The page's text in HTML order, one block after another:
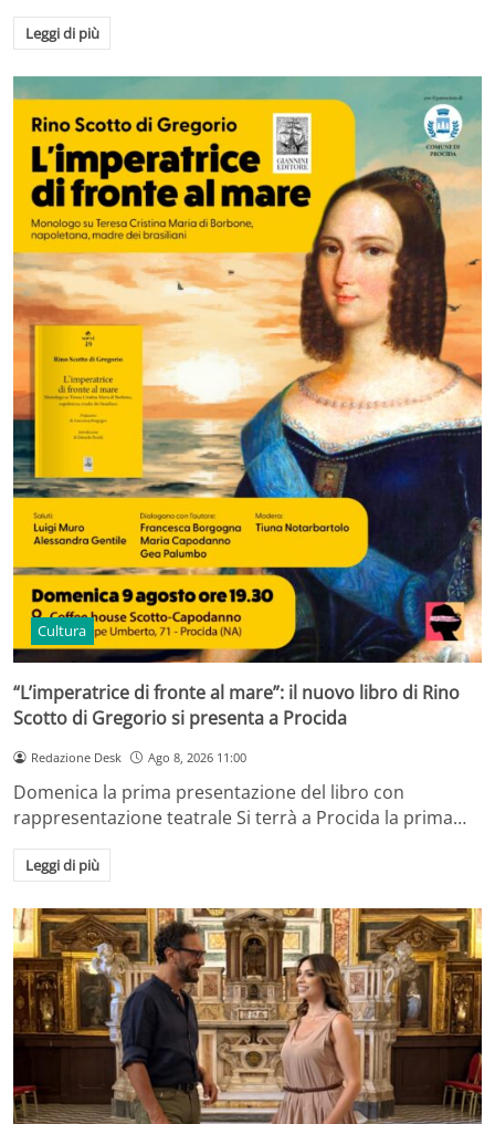
Leggi di più
Cultura
“L’imperatrice di fronte al mare”: il nuovo libro di Rino
Scotto di Gregorio si presenta a Procida
Redazione Desk Ago 8, 2026 11:00
Domenica la prima presentazione del libro con
rappresentazione teatrale Si terrà a Procida la prima…
Leggi di più